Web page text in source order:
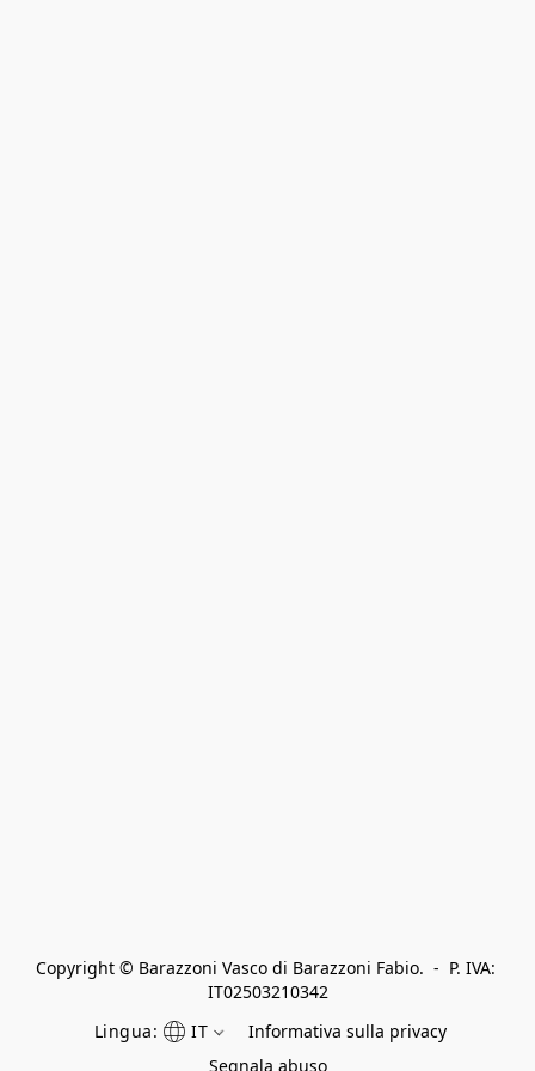
Copyright © Barazzoni Vasco di Barazzoni Fabio.  -  P. IVA:
IT02503210342
Lingua:
IT
Informativa sulla privacy
Segnala abuso